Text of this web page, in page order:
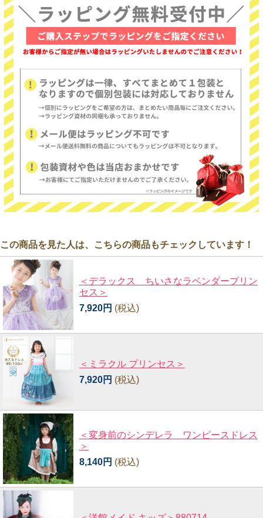
この商品を見た人は、こちらの商品もチェックしています！
＜デラックス ちいさなラベンダープリン
セス＞
7,920円 (税込)
＜ミラクル プリンセス＞
7,920円 (税込)
＜変身前のシンデレラ ワンピースドレス
＞
8,140円 (税込)